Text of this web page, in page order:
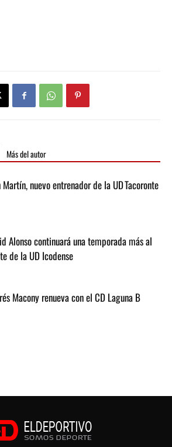
Más del autor
Martín, nuevo entrenador de la UD Tacoronte
Alonso continuará una temporada más al
de la UD Icodense
Macony renueva con el CD Laguna B